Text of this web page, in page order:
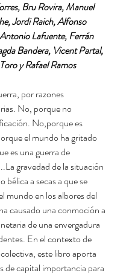
Bru Rovira, Manuel
Jordi Raich, Alfonso
Lafuente, Ferrán
Bandera, Vicent Partal,
y Rafael Ramos.
por razones
No, porque no
No,porque es
el mundo ha gritado
es una guerra de
gravedad de la situación
bélica a secas a que se
mundo en los albores del
causado una conmoción a
de una envergadura
En el contexto de
este libro aporta
de capital importancia para